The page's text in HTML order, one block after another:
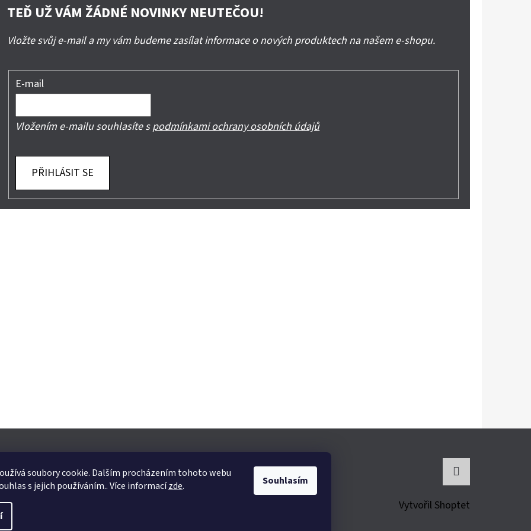
soubory cookie. Dalším procházením tohoto webu
s jejich používáním.. Více informacízde. Souhlasím
TEĎ UŽ VÁM ŽÁDNÉ NOVINKY NEUTEČOU!
Vložte svůj e-mail a my vám budeme zasílat informace o nových produktech na našem e-shopu.
E-mail
Vložením e-mailu souhlasíte spodmínkami ochrany osobních údajů
PŘIHLÁSIT SE
Vytvořil Shoptet